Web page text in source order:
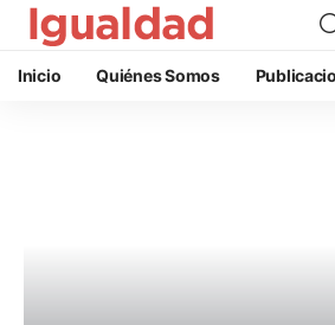
Inicio Quiénes Somos